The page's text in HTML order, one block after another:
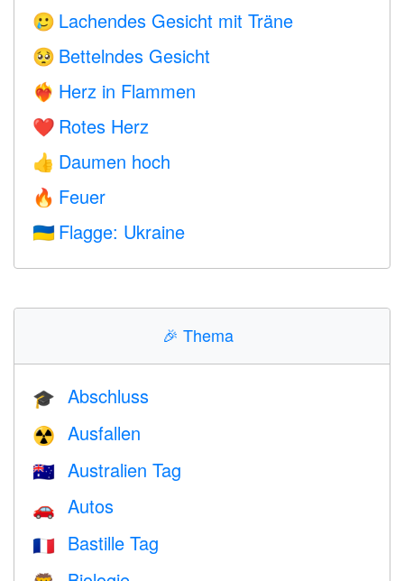
🥲 Lachendes Gesicht mit Träne
🥺 Bettelndes Gesicht
❤️‍🔥 Herz in Flammen
❤️ Rotes Herz
👍 Daumen hoch
🔥 Feuer
🇺🇦 Flagge: Ukraine
🎉 Thema
🎓 Abschluss
☢️ Ausfallen
🇦🇺 Australien Tag
🚗 Autos
🇫🇷 Bastille Tag